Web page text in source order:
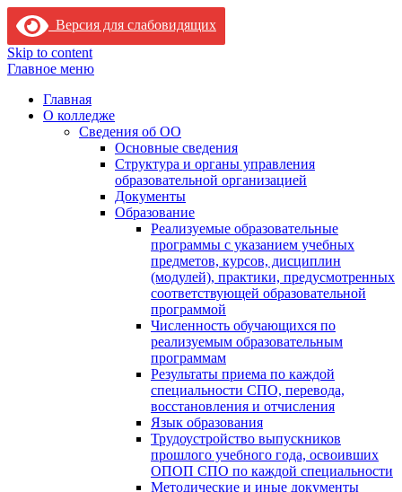
Версия для слабовидящих
Skip to content
Главное меню
Главная
О колледже
Сведения об ОО
Основные сведения
Структура и органы управления
образовательной организацией
Документы
Образование
Реализуемые образовательные
программы с указанием учебных
предметов, курсов, дисциплин
(модулей), практики, предусмотренных
соответствующей образовательной
программой
Численность обучающихся по
реализуемым образовательным
программам
Результаты приема по каждой
специальности СПО, перевода,
восстановления и отчисления
Язык образования
Трудоустройство выпускников
прошлого учебного года, освоивших
ОПОП СПО по каждой специальности
Методические и иные документы